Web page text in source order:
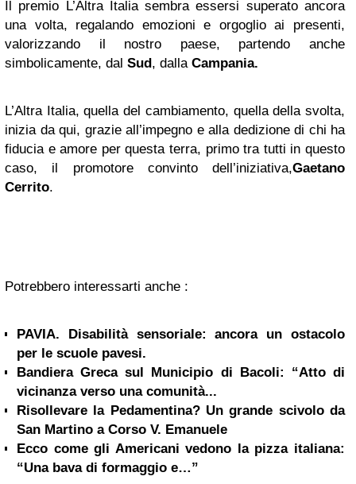
Il premio L’Altra Italia sembra essersi superato ancora
una volta, regalando emozioni e orgoglio ai presenti,
valorizzando il nostro paese, partendo anche
simbolicamente, dal Sud, dalla Campania.
L’Altra Italia, quella del cambiamento, quella della svolta,
inizia da qui, grazie all’impegno e alla dedizione di chi ha
fiducia e amore per questa terra, primo tra tutti in questo
caso, il promotore convinto dell’iniziativa,Gaetano
Cerrito.
Potrebbero interessarti anche :
PAVIA. Disabilità sensoriale: ancora un ostacolo
per le scuole pavesi.
Bandiera Greca sul Municipio di Bacoli: “Atto di
vicinanza verso una comunità...
Risollevare la Pedamentina? Un grande scivolo da
San Martino a Corso V. Emanuele
Ecco come gli Americani vedono la pizza italiana:
“Una bava di formaggio e…”